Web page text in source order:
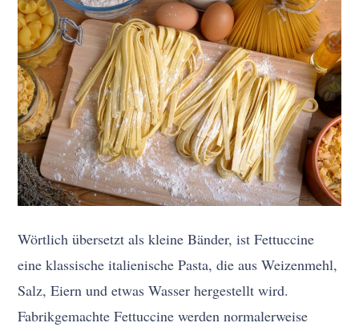
Wörtlich übersetzt als kleine Bänder, ist Fettuccine
eine klassische italienische Pasta, die aus Weizenmehl,
Salz, Eiern und etwas Wasser hergestellt wird.
Fabrikgemachte Fettuccine werden normalerweise